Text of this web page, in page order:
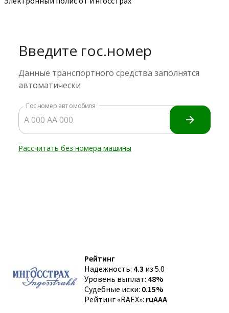
Рейтинг
Надежность: 4.3 из 5.0
Уровень выплат: 48%
Судебные иски: 0.15%
Рейтинг «RAEX»: ruAAA